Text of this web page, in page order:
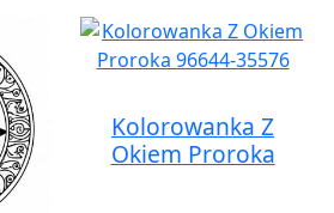
Kolorowanka Z
Okiem Proroka